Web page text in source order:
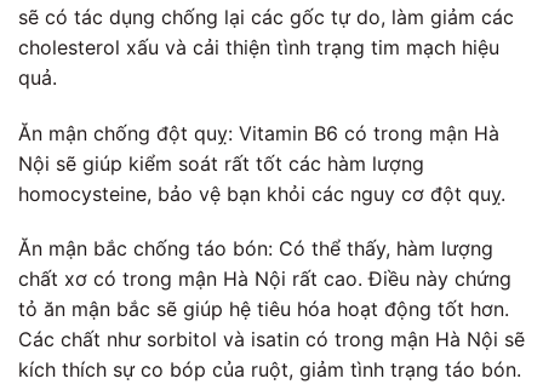
sẽ có tác dụng chống lại các gốc tự do, làm giảm các
cholesterol xấu và cải thiện tình trạng tim mạch hiệu
quả.
Ăn mận chống đột quỵ: Vitamin B6 có trong mận Hà
Nội sẽ giúp kiểm soát rất tốt các hàm lượng
homocysteine, bảo vệ bạn khỏi các nguy cơ đột quỵ.
Ăn mận bắc chống táo bón: Có thể thấy, hàm lượng
chất xơ có trong mận Hà Nội rất cao. Điều này chứng
tỏ ăn mận bắc sẽ giúp hệ tiêu hóa hoạt động tốt hơn.
Các chất như sorbitol và isatin có trong mận Hà Nội sẽ
kích thích sự co bóp của ruột, giảm tình trạng táo bón.